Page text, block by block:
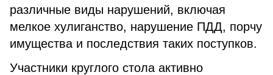
различные виды нарушений, включая
мелкое хулиганство, нарушение ПДД, порчу
имущества и последствия таких поступков.
Участники круглого стола активно